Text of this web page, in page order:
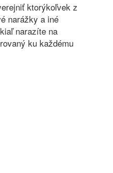
ktorýkoľvek z
narážky a iné
narazíte na
ku každému